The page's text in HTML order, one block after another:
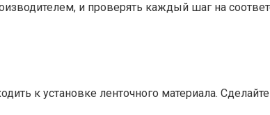
и проверять каждый шаг на
к установке ленточного материала.